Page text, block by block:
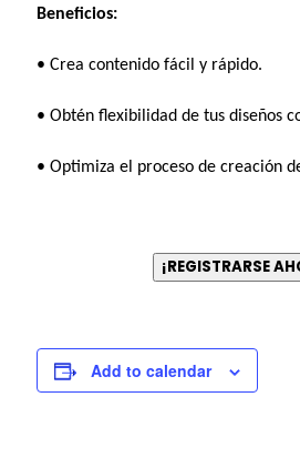
Beneficios:
• Crea contenido fácil y rápido.
• Obtén flexibilidad de tus diseños
• Optimiza el proceso de creación
¡REGISTRARSE
Add to calendar